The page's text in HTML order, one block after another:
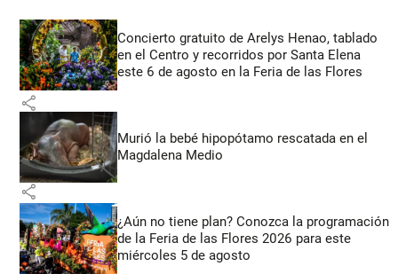
Concierto gratuito de Arelys Henao, tablado
en el Centro y recorridos por Santa Elena
este 6 de agosto en la Feria de las Flores
share
Murió la bebé hipopótamo rescatada en el
Magdalena Medio
share
¿Aún no tiene plan? Conozca la programación
de la Feria de las Flores 2026 para este
miércoles 5 de agosto